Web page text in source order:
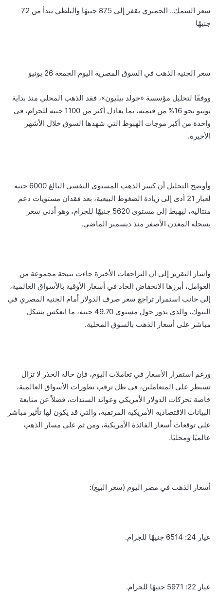
سعر السمك.. الجمبري يقفز إلى 875 جنيهًا والبلطي يبدأ من 72
جنيهًا
سعر الجنيه الذهب في السوق المصرية اليوم الجمعة 26 يونيو
ووفقًا لتحليل مؤسسة «جولد بيليون»، فقد الذهب المحلي منذ بداية
يونيو نحو 16% من قيمته، بما يعادل أكثر من 1100 جنيه للجرام، في
واحدة من أكبر موجات الهبوط التي شهدها السوق خلال الأشهر
الأخيرة.
وأوضح التحليل أن كسر الذهب المستوى النفسي البالغ 6000 جنيه
لعيار 21 أدى إلى زيادة الضغوط البيعية، بعد فقدان مستويات دعم
متتالية، ليهبط إلى مستوى 5620 جنيهًا للجرام، وهو أدنى سعر
يسجله المعدن الأصفر منذ ديسمبر الماضي.
وأشار التقرير إلى أن التراجعات الأخيرة جاءت نتيجة مجموعة من
العوامل، أبرزها الانخفاض الحاد في أسعار الأوقية بالأسواق العالمية،
إلى جانب استمرار تراجع سعر صرف الدولار أمام الجنيه المصري في
البنوك، والذي يدور حول مستوى 49.70 جنيه، ما انعكس بشكل
مباشر على أسعار الذهب بالسوق المحلية.
ورغم استقرار الأسعار في تعاملات اليوم، فإن حالة الحذر لا تزال
تسيطر على المتعاملين، في ظل ترقب تطورات الأسواق العالمية،
خاصة تحركات الدولار الأمريكي وعوائد السندات، فضلاً عن متابعة
البيانات الاقتصادية الأمريكية المرتقبة، والتي قد يكون لها تأثير مباشر
على توقعات أسعار الفائدة الأمريكية، ومن ثم على مسار الذهب
عالميًا ومحليًا.
أسعار الذهب في مصر اليوم (سعر البيع):
عيار 24: 6514 جنيهًا للجرام.
عيار 22: 5971 جنيهًا للجرام.